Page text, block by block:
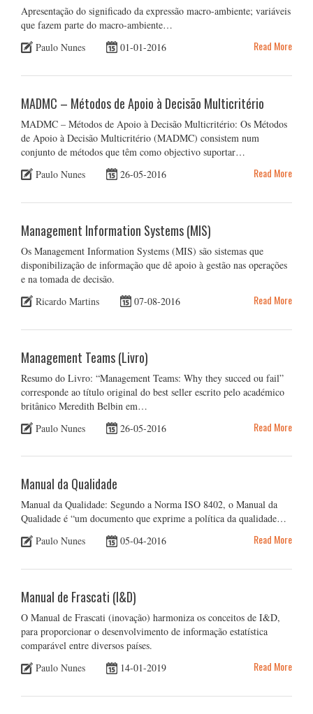
Apresentação do significado da expressão macro-ambiente; variáveis
que fazem parte do macro-ambiente…
Paulo Nunes
01-01-2016 Read More
MADMC – Métodos de Apoio à Decisão Multicritério
MADMC – Métodos de Apoio à Decisão Multicritério: Os Métodos
de Apoio à Decisão Multicritério (MADMC) consistem num
conjunto de métodos que têm como objectivo suportar…
Paulo Nunes
26-05-2016 Read More
Management Information Systems (MIS)
Os Management Information Systems (MIS) são sistemas que
disponibilização de informação que dê apoio à gestão nas operações
e na tomada de decisão.
Ricardo Martins
07-08-2016 Read More
Management Teams (Livro)
Resumo do Livro: “Management Teams: Why they succed ou fail”
corresponde ao título original do best seller escrito pelo académico
britânico Meredith Belbin em…
Paulo Nunes
26-05-2016 Read More
Manual da Qualidade
Manual da Qualidade: Segundo a Norma ISO 8402, o Manual da
Qualidade é “um documento que exprime a política da qualidade…
Paulo Nunes
05-04-2016 Read More
Manual de Frascati (I&D)
O Manual de Frascati (inovação) harmoniza os conceitos de I&D,
para proporcionar o desenvolvimento de informação estatística
comparável entre diversos países.
Paulo Nunes
14-01-2019 Read More